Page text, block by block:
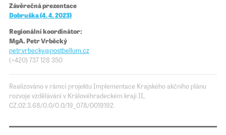
Závěrečná prezentace
Dobruška (4. 4. 2023)
Regionální koordinátor:
MgA. Petr Vrběcký
petr.vrbecky@​​postbellum.cz
(+420) 737 128 350
Realizováno v rámci projektu Implementace Krajského akčního plánu
rozvoje vzdělávání v Královéhradeckém kraji II,
CZ.02.3.68/0.0/0.0/19_078/0019192.